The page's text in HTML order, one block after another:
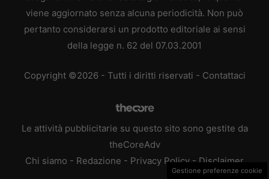
viene aggiornato senza alcuna periodicità. Non può
pertanto considerarsi un prodotto editoriale ai sensi
della legge n. 62 del 07.03.2001
Copyright ©2026 - Tutti i diritti riservati - Contattaci
Le attività pubblicitarie su questo sito sono gestite da
theCoreAdv
Chi siamo - Redazione - Privacy Policy - Disclaimer
Gestione preferenze cookie